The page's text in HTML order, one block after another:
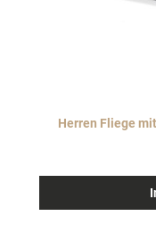
Herren Fliege